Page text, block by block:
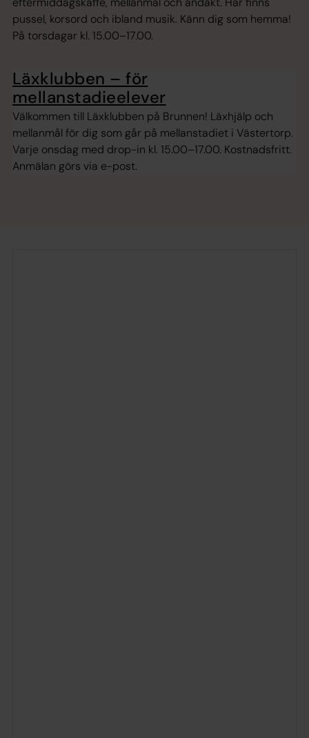
pussel, korsord och ibland musik. Känn dig som hemma!
På torsdagar kl. 15.00–17.00.
Läxklubben – för
mellanstadieelever
Välkommen till Läxklubben på Brunnen! Läxhjälp och
mellanmål för dig som går på mellanstadiet i Västertorp.
Varje onsdag med drop-in kl. 15.00–17.00. Kostnadsfritt.
Anmälan görs via e-post.